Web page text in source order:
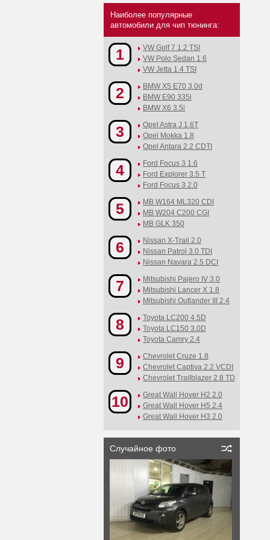
Наиболее популярные
автомобили для чип тюнинга:
1
VW Golf 7 1.2 TSI
VW Polo Sedan 1.6
VW Jetta 1.4 TSI
2
BMW X5 E70 3.0d
BMW E90 335i
BMW X6 3.5i
3
Opel Astra J 1.6T
Opel Mokka 1.8
Opel Antara 2.2 CDTI
4
Ford Focus 3 1.6
Ford Explorer 3.5 T
Ford Focus 3 2.0
5
MB W164 ML320 CDI
MB W204 C200 CGI
MB GLK 350
6
Nissan X-Trail 2.0
Nissan Patrol 3.0 TDI
Nissan Navara 2.5 DCI
7
Mitsubishi Pajero IV 3.0
Mitsubishi Lancer X 1.8
Mitsubishi Outlander III 2.4
8
Toyota LC200 4.5D
Toyota LC150 3.0D
Toyota Camry 2.4
9
Chevrolet Cruze 1.8
Chevrolet Captiva 2.2 VCDI
Chevrolet Trailblazer 2.8 TD
10
Great Wall Hover H2 2.0
Great Wall Hover H5 2.4
Great Wall Hover H3 2.0
Случайное фото